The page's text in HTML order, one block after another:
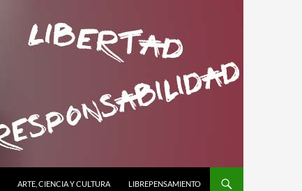
ARTE, CIENCIA Y CULTURA LIBREPENSAMIENTO